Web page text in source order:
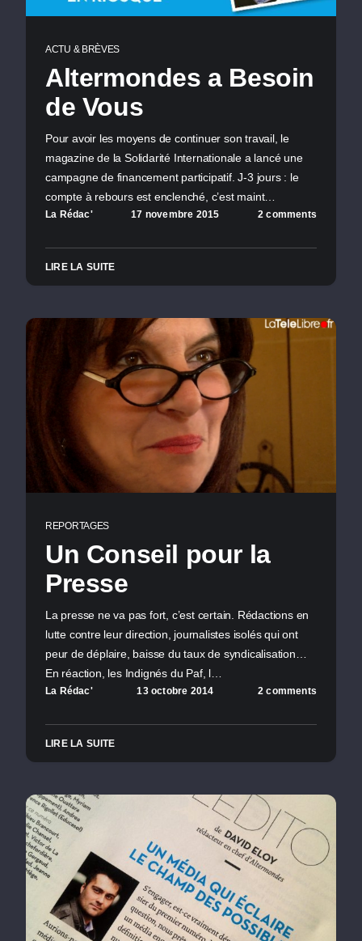
ACTU & BRÈVES
Altermondes a Besoin
de Vous
Pour avoir les moyens de continuer son travail, le
magazine de la Solidarité Internationale a lancé une
campagne de financement participatif. J-3 jours : le
compte à rebours est enclenché, c’est maint…
La Rédac' 17 novembre 2015 2 comments
LIRE LA SUITE
REPORTAGES
Un Conseil pour la
Presse
La presse ne va pas fort, c’est certain. Rédactions en
lutte contre leur direction, journalistes isolés qui ont
peur de déplaire, baisse du taux de syndicalisation…
En réaction, les Indignés du Paf, l…
La Rédac' 13 octobre 2014 2 comments
LIRE LA SUITE